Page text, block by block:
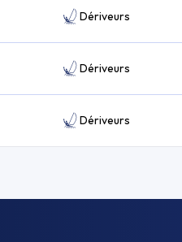
Dériveurs
Dériveurs
Dériveurs